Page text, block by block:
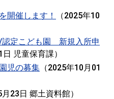
開催します！
（2025年10
定こども園 新規入所申
日 児童保育課）
児の募集 （2025年10月01
23日 郷土資料館）